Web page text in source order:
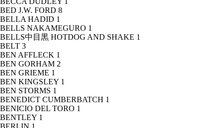
BED J.W. FORD 8
BELLA HADID 1
BELLS NAKAMEGURO 1
BELLS中目黒 HOTDOG AND SHAKE 1
BELT 3
BEN AFFLECK 1
BEN GORHAM 2
BEN GRIEME 1
BEN KINGSLEY 1
BEN STORMS 1
BENEDICT CUMBERBATCH 1
BENICIO DEL TORO 1
BENTLEY 1
BERLIN 1